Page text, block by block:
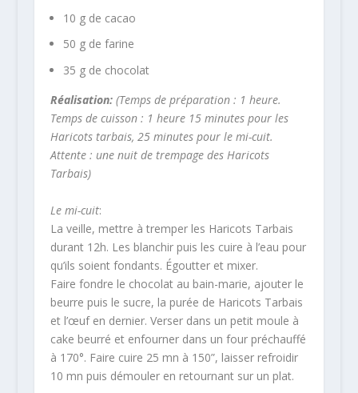
10 g de cacao
50 g de farine
35 g de chocolat
Réalisation: (Temps de préparation : 1 heure.
Temps de cuisson : 1 heure 15 minutes pour les
Haricots tarbais, 25 minutes pour le mi-cuit.
Attente : une nuit de trempage des Haricots
Tarbais)
Le mi-cuit:
La veille, mettre à tremper les Haricots Tarbais
durant 12h. Les blanchir puis les cuire à l’eau pour
qu’ils soient fondants. Égoutter et mixer.
Faire fondre le chocolat au bain-marie, ajouter le
beurre puis le sucre, la purée de Haricots Tarbais
et l’œuf en dernier. Verser dans un petit moule à
cake beurré et enfourner dans un four préchauffé
à 170°. Faire cuire 25 mn à 150”, laisser refroidir
10 mn puis démouler en retournant sur un plat.